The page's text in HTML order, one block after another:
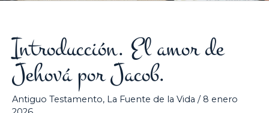
Introducción. El amor de
Jehová por Jacob.
Antiguo Testamento, La Fuente de la Vida / 8 enero